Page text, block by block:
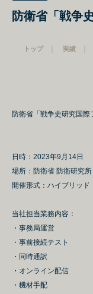
防衛省「戦争
トップ｜ 実績
防衛省「戦争史研究国際
日時：2023年9月14日
場所：防衛省 防衛研究所
開催形式：ハイブリッド
当社担当業務内容：
・事務局運営
・事前接続テスト
・同時通訳
・オンライン配信
・機材手配